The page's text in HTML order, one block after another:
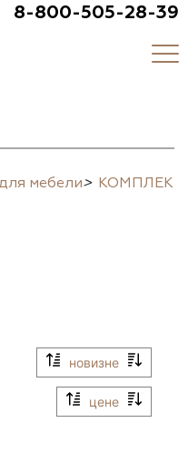
8-800-505-28-39
мебели>
новизне
цене